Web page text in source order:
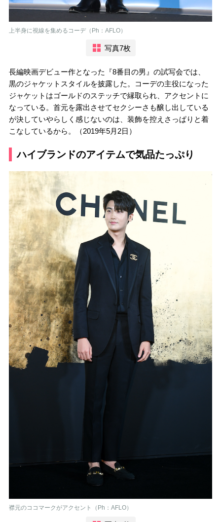
上半身に視線を集めるコーデ（Ph：AFLO）
写真7枚
長編映画デビュー作となった『8番目の男』の試写会では、
黒のジャケットスタイルを披露した。コーデの主役になった
ジャケットはゴールドのステッチで縁取られ、アクセントに
なっている。首元を露出させてセクシーさも醸し出している
が決していやらしく感じないのは、装飾を控えさっぱりと着
こなしているから。（2019年5月2日）
ハイブランドのアイテムで気品たっぷり
襟元のココマークがアクセント（Ph：AFLO）